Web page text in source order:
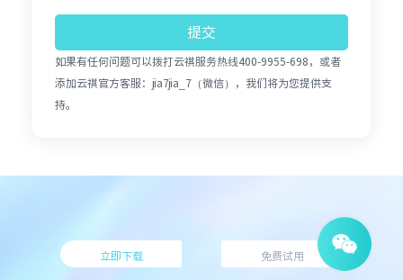
提交
如果有任何问题可以拨打云祺服务热线400-9955-698，或者
添加云祺官方客服：jia7jia_7（微信），我们将为您提供支
持。
立即下载 免费试用